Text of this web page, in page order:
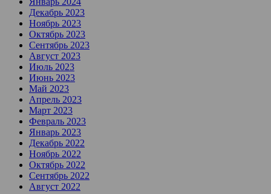
Декабрь 2023
Ноябрь 2023
Октябрь 2023
Сентябрь 2023
Август 2023
Июль 2023
Июнь 2023
Май 2023
Апрель 2023
Март 2023
Февраль 2023
Январь 2023
Декабрь 2022
Ноябрь 2022
Октябрь 2022
Сентябрь 2022
Август 2022